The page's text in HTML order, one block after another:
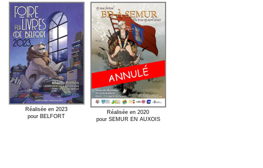
Réalisée en 2023
pour BELFORT
Réalisée en 2020
pour SEMUR EN AUXOIS